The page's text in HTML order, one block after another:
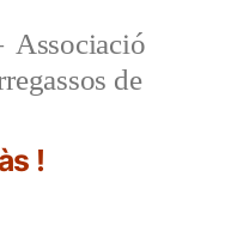
Associació
de
!